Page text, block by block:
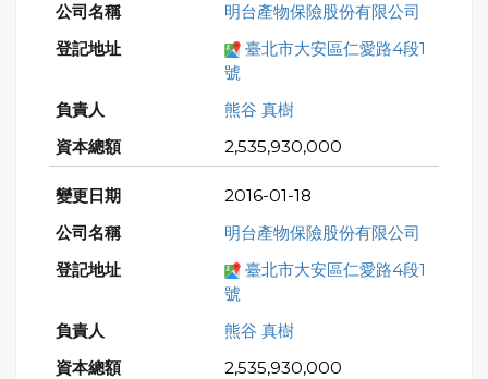
明台產物保險股份有限公司
臺北市大安區仁愛路4段1
號
熊谷 真樹
2,535,930,000
2016-01-18
明台產物保險股份有限公司
臺北市大安區仁愛路4段1
號
熊谷 真樹
2,535,930,000